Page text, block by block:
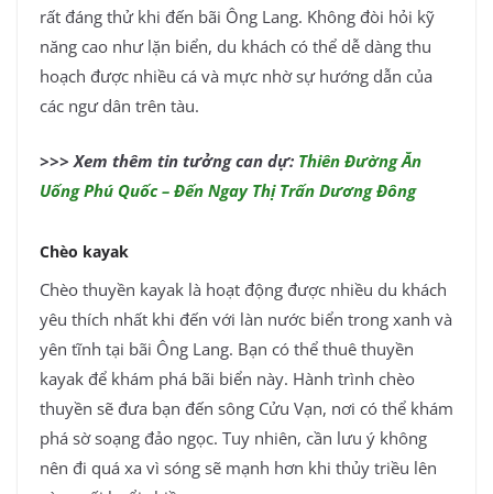
rất đáng thử khi đến bãi Ông Lang. Không đòi hỏi kỹ
năng cao như lặn biển, du khách có thể dễ dàng thu
hoạch được nhiều cá và mực nhờ sự hướng dẫn của
các ngư dân trên tàu.
>>> Xem thêm tin tưởng can dự: Thiên Đường Ăn
Uống Phú Quốc – Đến Ngay Thị Trấn Dương Đông
Chèo kayak
Chèo thuyền kayak là hoạt động được nhiều du khách
yêu thích nhất khi đến với làn nước biển trong xanh và
yên tĩnh tại bãi Ông Lang. Bạn có thể thuê thuyền
kayak để khám phá bãi biển này. Hành trình chèo
thuyền sẽ đưa bạn đến sông Cửu Vạn, nơi có thể khám
phá sờ soạng đảo ngọc. Tuy nhiên, cần lưu ý không
nên đi quá xa vì sóng sẽ mạnh hơn khi thủy triều lên